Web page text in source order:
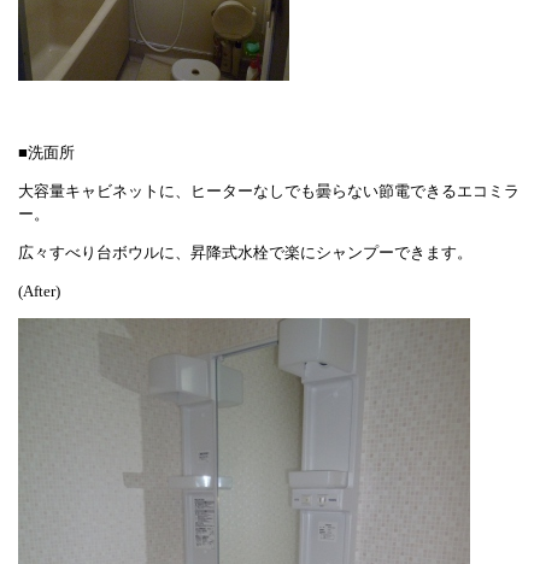
■洗面所
大容量キャビネットに、ヒーターなしでも曇らない節電できるエコミラ
ー。
広々すべり台ボウルに、昇降式水栓で楽にシャンプーできます。
(After)